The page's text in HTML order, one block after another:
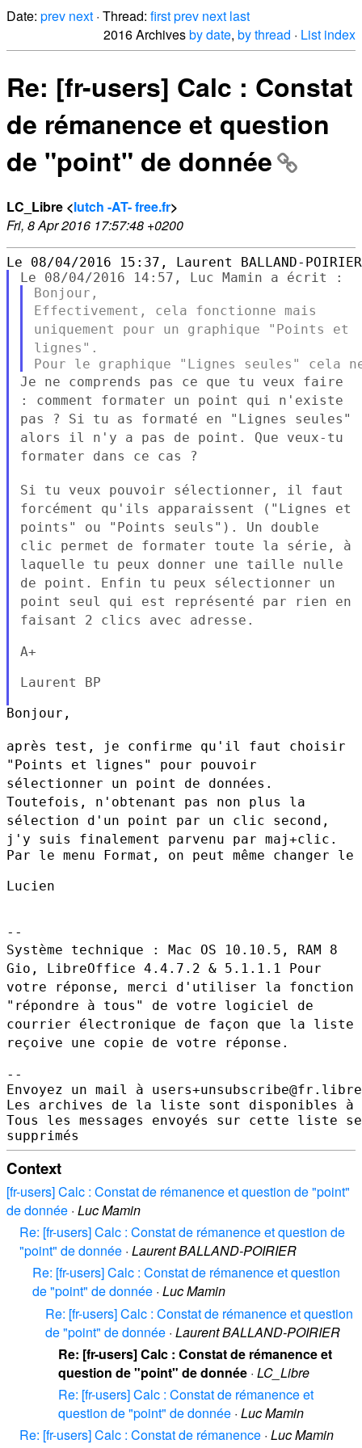
Date: prev next · Thread: firstprev next last
2016 Archivesby date, by thread · List index
Re: [fr-users] Calc : Constat
de rémanence et question
de "point" de donnée
LC_Libre <lutch -AT- free.fr>
Fri, 8 Apr 2016 17:57:48 +0200
Effectivement, cela fonctionne mais
uniquement pour un graphique
"Points et
lignes".
Je ne comprends pas ce que tu veux faire
: comment formater un point qui n'existe
pas ? Si tu as formaté en "Lignes seules"
alors il n'y a pas de point. Que veux-tu
formater dans ce cas ?
Si tu veux pouvoir sélectionner, il faut
forcément qu'ils apparaissent
("Lignes et
points" ou "Points seuls"). Un double
clic permet de formater toute la série, à
laquelle tu peux donner une taille nulle
de point. Enfin tu peux sélectionner un
point seul qui est représenté par rien en
faisant 2 clics avec adresse.
A+
Laurent BP
Bonjour,
après test, je confirme qu'il faut choisir
"Points et lignes" pour pouvoir
sélectionner un point de données.
Toutefois, n'obtenant pas non plus la
sélection d'un point par un clic second,
j'y suis finalement parvenu par maj+clic.
Par le menu Format, on peut même changer
Lucien
Système technique : Mac OS 10.10.5, RAM 8
Gio, LibreOffice 4.4.7.2 & 5.1.1.1 Pour
votre réponse, merci d'utiliser la fonction
"répondre à tous" de votre logiciel de
courrier électronique de façon que la liste
reçoive une copie de votre réponse.
--
Envoyez un mail à
Les archives de la liste sont disponibles à
Tous les messages envoyés sur cette liste
Context
[fr-users] Calc : Constat de rémanence et question de "point"
de donnée · Luc Mamin
Re: [fr-users] Calc : Constat de rémanence et question de
"point" de donnée · Laurent BALLAND-POIRIER
Re: [fr-users] Calc : Constat de rémanence et question
de "point" de donnée · Luc Mamin
Re: [fr-users] Calc : Constat de rémanence et question
de "point" de donnée · Laurent BALLAND-POIRIER
Re: [fr-users] Calc : Constat de rémanence et
question de "point" de donnée · LC_Libre
Re: [fr-users] Calc : Constat de rémanence et
question de "point" de donnée · Luc Mamin
Re: [fr-users] Calc : Constat de rémanence · Luc Mamin